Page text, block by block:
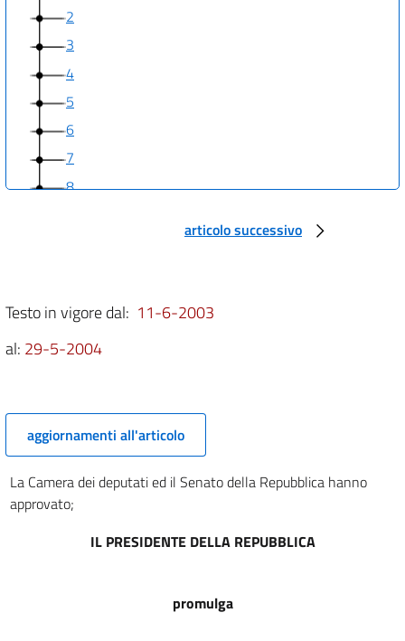
2
3
4
5
6
7
8
articolo successivo
Testo in vigore dal: 11-6-2003
al: 29-5-2004
aggiornamenti all'articolo
La Camera dei deputati ed il Senato della Repubblica hanno
approvato;
IL PRESIDENTE DELLA REPUBBLICA
promulga